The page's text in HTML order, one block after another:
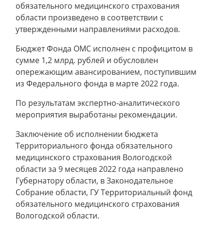
обязательного медицинского страхования
области произведено в соответствии с
утвержденными направлениями расходов.
Бюджет Фонда ОМС исполнен с профицитом в
сумме 1,2 млрд. рублей и обусловлен
опережающим авансированием, поступившим
из Федерального фонда в марте 2022 года.
По результатам экспертно-аналитического
мероприятия выработаны рекомендации.
Заключение об исполнении бюджета
Территориального фонда обязательного
медицинского страхования Вологодской
области за 9 месяцев 2022 года направлено
Губернатору области, в Законодательное
Собрание области, ГУ Территориальный фонд
обязательного медицинского страхования
Вологодской области.